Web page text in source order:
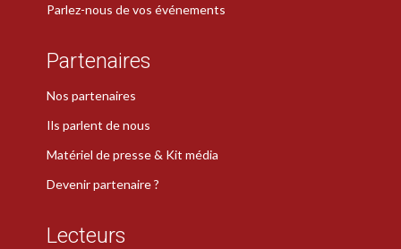
Parlez-nous de vos événements
Partenaires
Nos partenaires
Ils parlent de nous
Matériel de presse & Kit média
Devenir partenaire ?
Lecteurs